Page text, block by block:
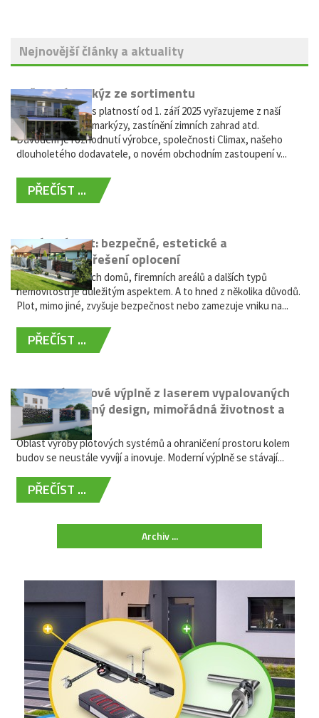
Nejnovější články a aktuality
Vyřazení markýz ze sortimentu
Vážení zákazníci, s platností od 1. září 2025 vyřazujeme z naší
nabídky výsuvné markýzy, zastínění zimních zahrad atd.
Důvodem je rozhodnutí výrobce, společnosti Climax, našeho
dlouholetého dodavatele, o novém obchodním zastoupení v...
PŘEČÍST ...
Hliníkový plot: bezpečné, estetické a
bezúdržbové řešení oplocení
Oplocení rodinných domů, firemních areálů a dalších typů
nemovitostí je důležitým aspektem. A to hned z několika důvodů.
Plot, mimo jiné, zvyšuje bezpečnost nebo zamezuje vniku na...
PŘEČÍST ...
Moderní plotové výplně z laserem vypalovaných
kovů: výjimečný design, mimořádná životnost a
žádná údržba
Oblast výroby plotových systémů a ohraničení prostoru kolem
budov se neustále vyvíjí a inovuje. Moderní výplně se stávají...
PŘEČÍST ...
Archiv ...